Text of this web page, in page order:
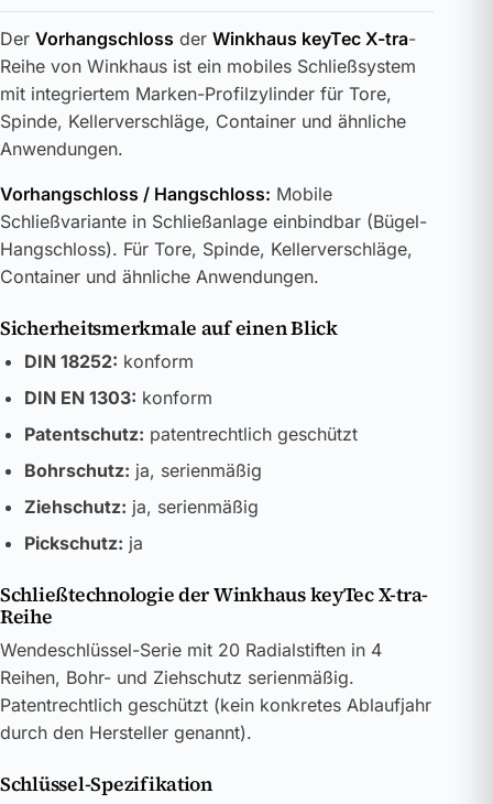
Der Vorhangschloss der Winkhaus keyTec X-tra-
Reihe von Winkhaus ist ein mobiles Schließsystem
mit integriertem Marken-Profilzylinder für Tore,
Spinde, Kellerverschläge, Container und ähnliche
Anwendungen.
Vorhangschloss / Hangschloss: Mobile
Schließvariante in Schließanlage einbindbar (Bügel-
Hangschloss). Für Tore, Spinde, Kellerverschläge,
Container und ähnliche Anwendungen.
Sicherheitsmerkmale auf einen Blick
DIN 18252: konform
DIN EN 1303: konform
Patentschutz: patentrechtlich geschützt
Bohrschutz: ja, serienmäßig
Ziehschutz: ja, serienmäßig
Pickschutz: ja
Schließtechnologie der Winkhaus keyTec X-tra-
Reihe
Wendeschlüssel-Serie mit 20 Radialstiften in 4
Reihen, Bohr- und Ziehschutz serienmäßig.
Patentrechtlich geschützt (kein konkretes Ablaufjahr
durch den Hersteller genannt).
Schlüssel-Spezifikation